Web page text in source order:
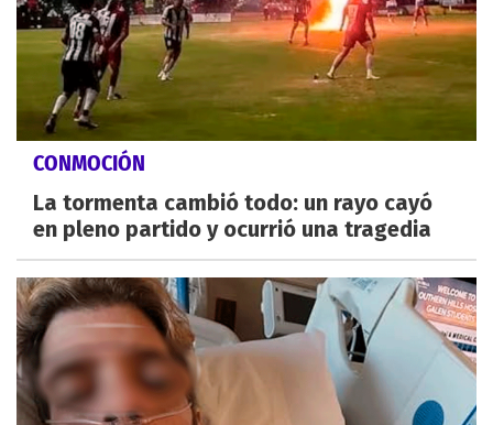
CONMOCIÓN
La tormenta cambió todo: un rayo cayó
en pleno partido y ocurrió una tragedia